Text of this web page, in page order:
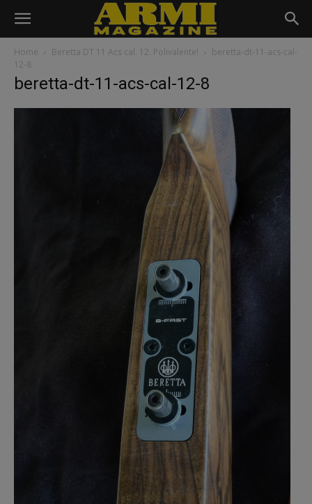
Home Beretta DT 11 Acs cal. 12. Polivalente!
beretta-dt-11-acs-cal-
12-8
beretta-dt-11-acs-cal-12-8